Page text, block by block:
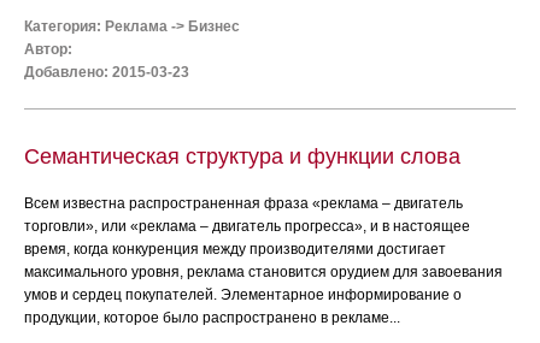
Категория: Реклама -> Бизнес
Автор:
Добавлено: 2015-03-23
Семантическая структура и функции слова
Всем известна распространенная фраза «реклама – двигатель
торговли», или «реклама – двигатель прогресса», и в настоящее
время, когда конкуренция между производителями достигает
максимального уровня, реклама становится орудием для завоевания
умов и сердец покупателей. Элементарное информирование о
продукции, которое было распространено в рекламе...